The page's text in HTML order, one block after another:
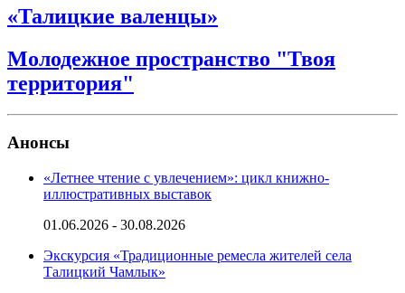
«Талицкие валенцы»
Молодежное пространство "Твоя
территория"
Анонсы
«Летнее чтение с увлечением»: цикл книжно-
иллюстративных выставок
01.06.2026 - 30.08.2026
Экскурсия «Традиционные ремесла жителей села
Талицкий Чамлык»